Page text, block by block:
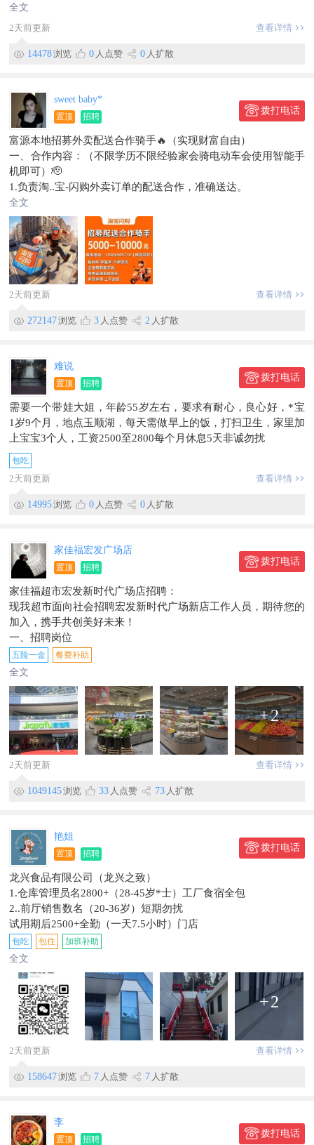
限，有特种作业证者优先
•割冒口工：6000-8000元/月｜招2人｜25-48岁
【综合车间】
•抛丸工：5000-6000元/月｜招1人｜20-48岁
📌摩轮三期（小计38人）
【品技科】
•全检点检验：5000-6000元/月｜招3人｜20-40岁
【铸造车间】
•机修工：4300-8800+（等级工资）｜招3人｜20-48岁，持特种
作业证优先
•物料员：3000-3500元/月｜招1人｜20-48岁，会基础电脑操作
•气磨工：5000-6000元/月｜招4人｜20-48岁
•割冒口工：6000-6000元/月｜招2人｜20-48岁
•整形工：5000-6000元/月｜招3人｜20-48岁
【综合工段】
•装炉工：5000-6000元/月｜招4人｜20-48岁
•抛丸工：4500-5500元/月｜招1人｜20-48岁
【机加工】
•攻丝工：5000-6000元/月｜招2人｜20-48岁
•打气门孔：5000-6000元/月｜招2人｜20-48岁
•修基准（普车工）：5000-6000元/月｜招1人｜20-48岁
•光镜面（普车工）：5000-6000元/月｜招1人｜20-48岁
📋福利待遇
①为员工办理工伤保险、医疗保险、养老保险等五险一金；
②有完善的培训体系：开设各类课程协助员工提升知识与技能，
开展岗前培训、在职培训，并设各类学历教育提升与职称(技能)
③高温补贴、年终奖、生日、节日福利；
📋报名须知
1、报名时间：除节假日外，周一至周五上午9:00-11:30；下午1
3:00-15:00均可到厂门口咨询报名；
2、报名地点：云南省曲靖市富源县云南今飞轮毂制造有限公司
大门口招工房；
3、报名方式：持本人身份证（户口簿）、其它相关资质证书原
件到厂报名；
📋工作地点：云南省曲靖市富源县胜境街道四屯社区工业园区
📞联系方式
潘*士：15911429522（微信同号）
全文
2天前更新
查看详情
14478浏览 0 人点赞 0 人扩散
sweet baby*
置顶 招聘
拨打电话
富源本地招募外卖配送合作骑手🔥（实现财富自由）
一、合作内容：（不限学历不限经验家会骑电动车会使用智能手
机即可）🫡
1.负责淘..宝-闪购外卖订单的配送合作，准确送达。
2.遵守交通规则，保证个人安全。
二、合作要求：
1.身体健康，有责任心，有良好的服务意识和团队合作精神。
2.熟悉当地地形和交通情况，具备基本的导航和地图使用技能。
3.轻松自由，有无经验均可，有师傅带。
4.能够适应高强度的压力，具备应对突发情况的能力
地址🏠富源县城内
联系方式☎️15108688422—-19306905778
全文
2天前更新 查看详情
272147浏览 3 人点赞 2 人扩散
难说
置顶 招聘
拨打电话
需要一个带娃大姐，年龄55岁左右，要求有耐心，良心好，*宝
1岁9个月，地点玉顺湖，每天需做早上的饭，打扫卫生，家里加
上宝宝3个人，工资2500至2800每个月休息5天非诚勿扰
包吃
2天前更新 查看详情
14995浏览 0 人点赞 0 人扩散
家佳福宏发广场店
置顶 招聘
拨打电话
家佳福超市宏发新时代广场店招聘：
现我超市面向社会招聘宏发新时代广场新店工作人员，期待您的
加入，携手共创美好未来！
一、招聘岗位
1、采购助理/专员1名：4000-6000元/月；
2、水产采购1名：4000-6000元/月；
3、猪肉、牛羊肉售卖营业员2名：2800-3500元/月；
4、营业员、导购5名：3000-4000元/月；
5、防损员3名：2800-3500元/月
二、报名材料：携带身份证、学历证明、管理岗携带简历一份；
三、报名地点：家佳福宏发新时代广场店；
四、员工福利：五险一金、员工餐、节假日礼品；
五险一金 餐费补助
全文
+2
2天前更新 查看详情
1049145浏览 33 人点赞 73 人扩散
艳姐
置顶 招聘
拨打电话
龙兴食品有限公司（龙兴之致）
1.仓库管理员名2800+（28-45岁*士）工厂食宿全包
2..前厅销售数名（20-36岁）短期勿扰
试用期后2500+全勤（一天7.5小时）门店
3.烘焙学徒4名（25-45岁）工厂
4.门店店长数名有经验者优先
5.包装员打包各种面包蛋糕等25-40岁3名
6裱花师25-38岁**，有要经者优先
学徒勿扰
不限25-40岁有相关经验值优先
有独立食堂、宿舍、卫生间
联系电话18388511862
包吃 包住 加班补助
全文
+2
2天前更新 查看详情
158647浏览 7 人点赞 7 人扩散
李
置顶 招聘
拨打电话